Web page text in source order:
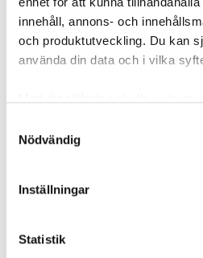
innehåll, annons- och
och produktutveckling. Du kan
använda din data och i vilka
som kan ha en
Ta reda på mer om hur dina
Du kan ändra eller dra tillbaka
Nödvändig
Inställningar
Statistik
FÖR PRENUMERANTER
El- och
med 40-tal
anställda dras
koncernkollaps